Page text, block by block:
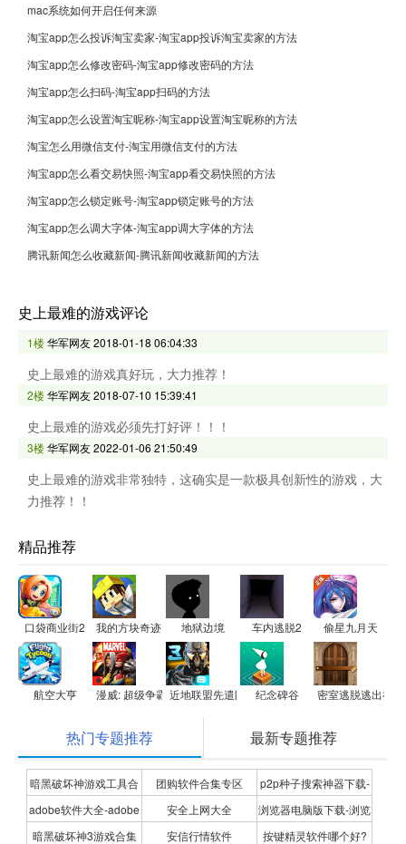
mac系统如何开启任何来源
淘宝app怎么投诉淘宝卖家-淘宝app投诉淘宝卖家的方法
淘宝app怎么修改密码-淘宝app修改密码的方法
淘宝app怎么扫码-淘宝app扫码的方法
淘宝app怎么设置淘宝昵称-淘宝app设置淘宝昵称的方法
淘宝怎么用微信支付-淘宝用微信支付的方法
淘宝app怎么看交易快照-淘宝app看交易快照的方法
淘宝app怎么锁定账号-淘宝app锁定账号的方法
淘宝app怎么调大字体-淘宝app调大字体的方法
腾讯新闻怎么收藏新闻-腾讯新闻收藏新闻的方法
史上最难的游戏评论
1楼华军网友2018-01-18 06:04:33
史上最难的游戏真好玩，大力推荐！
2楼华军网友2018-07-10 15:39:41
史上最难的游戏必须先打好评！！！
3楼华军网友2022-01-06 21:50:49
史上最难的游戏非常独特，这确实是一款极具创新性的游戏，大
力推荐！！
精品推荐
口袋商业街2 我的方块奇迹 地狱边境 车内逃脱2 偷星九月天
航空大亨 漫威: 超级争霸战近地联盟先遣队免费版纪念碑谷 密室逃脱逃出神
热门专题推荐 最新专题推荐
暗黑破坏神游戏工具合
集
团购软件合集专区
p2p种子搜索神器下载-
P2P种子搜索神器专题
adobe软件大全-adobe
全系列软件下载-adobe
安全上网大全
浏览器电脑版下载-浏览
器下载合集
暗黑破坏神3游戏合集 安信行情软件 按键精灵软件哪个好?